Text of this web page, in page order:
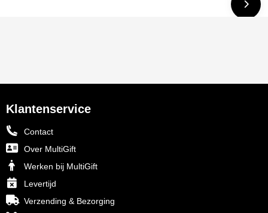
Klantenservice
Contact
Over MultiGift
Werken bij MultiGift
Levertijd
Verzending & Bezorging